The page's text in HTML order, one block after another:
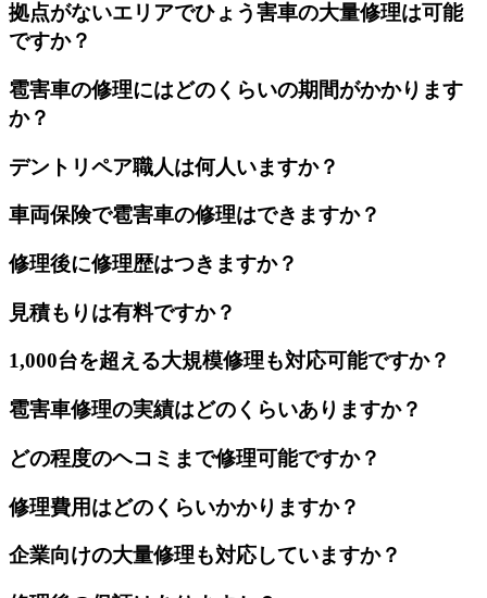
拠点がないエリアでひょう害車の大量修理は可能
ですか？
雹害車の修理にはどのくらいの期間がかかります
か？
デントリペア職人は何人いますか？
車両保険で雹害車の修理はできますか？
修理後に修理歴はつきますか？
見積もりは有料ですか？
1,000台を超える大規模修理も対応可能ですか？
雹害車修理の実績はどのくらいありますか？
どの程度のヘコミまで修理可能ですか？
修理費用はどのくらいかかりますか？
企業向けの大量修理も対応していますか？